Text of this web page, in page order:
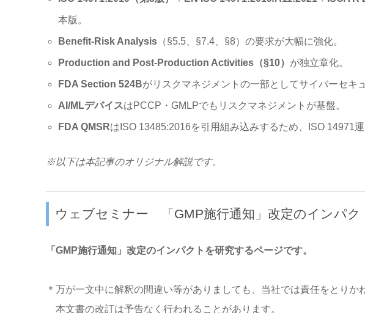
本版。
Benefit-Risk Analysis （§5.5、§7.4、§8）の要求が大幅に強化。
Production and Post-Production Activities（§10） が独立章化。
FDA Section 524Bがリスクマネジメントの一部としてサイバーセキ
AI/MLデバイスはPCCP・GMLPでもリスクマネジメントが基盤。
FDA QMSRはISO 13485:2016を引用組み込みするため、ISO 14971運
※以下は本記事のオリジナル解説です。
ウェブセミナー 「GMP施行通知」改定のインパク
「GMP施行通知」改定のインパクトを研究するページです。
＊万が一文中に解釈の間違い等がありましても、当社では責任をとりか
本文書の改訂は予告なく行われることがあります。